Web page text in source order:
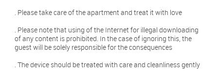
. Please take care of the apartment and treat it with love
. Please note that using of the Internet for illegal downloading
of any content is prohibited. In the case of ignoring this, the
guest will be solely responsible for the consequences
. The device should be treated with care and cleanliness gently